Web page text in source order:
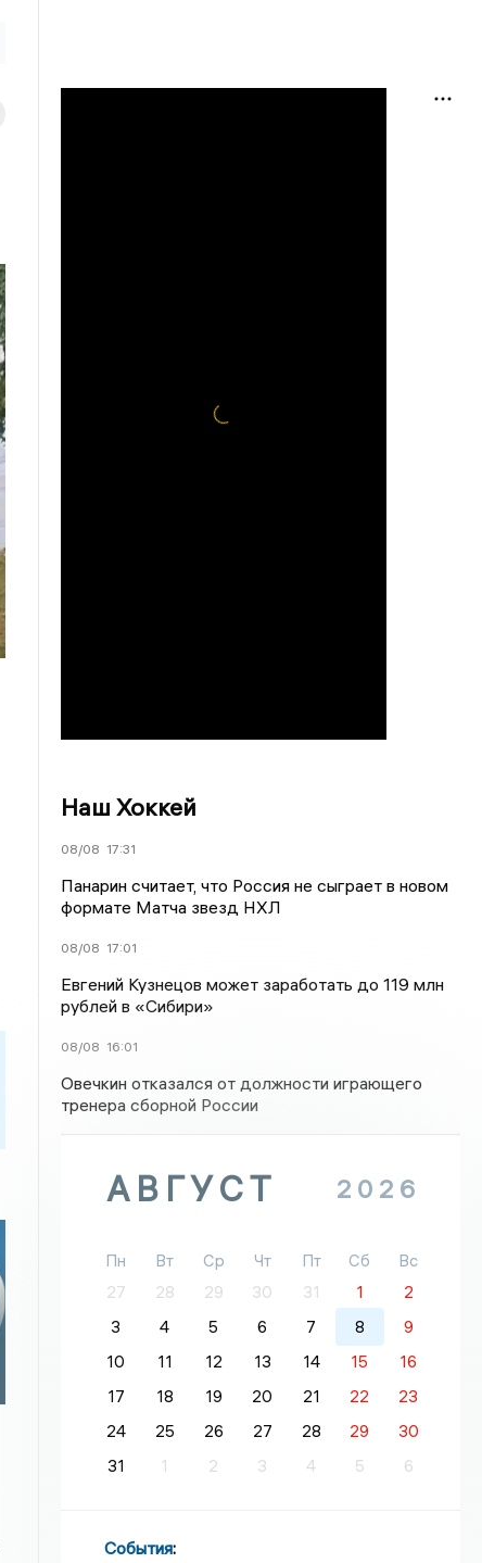
Наш Хоккей
08/08 17:31
Панарин считает, что Россия не сыграет в новом
формате Матча звезд НХЛ
08/08 17:01
Евгений Кузнецов может заработать до 119 млн
рублей в «Сибири»
08/08 16:01
Овечкин отказался от должности играющего
тренера сборной России
АВГУСТ 2026
Пн Вт Ср Чт Пт Сб
Вс
27
28 29 30 31 1
2
3
4 5 6 7 8
9
10
11 12 13 14 15
16
17
18 19 20 21 22
23
24
25 26 27 28 29
30
31
1 2 3 4 5 6
События: